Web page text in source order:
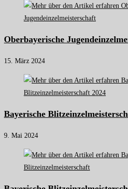
Oberbayerische
15. März 2024
Bayerische
9. Mai 2024